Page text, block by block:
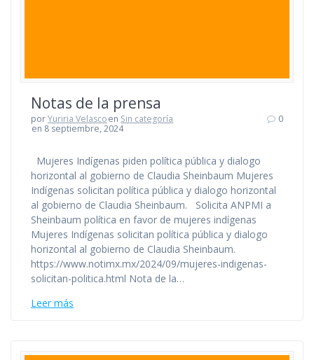
Notas de la prensa
porYuriria Velascoen Sin categoría
en 8 septiembre, 2024
0
Mujeres Indígenas piden política pública y dialogo
horizontal al gobierno de Claudia Sheinbaum Mujeres
Indígenas solicitan política pública y dialogo horizontal
al gobierno de Claudia Sheinbaum. Solicita ANPMI a
Sheinbaum política en favor de mujeres indígenas
Mujeres Indígenas solicitan política pública y dialogo
horizontal al gobierno de Claudia Sheinbaum.
https://www.notimx.mx/2024/09/mujeres-indigenas-
solicitan-politica.html Nota de la…
Leer más